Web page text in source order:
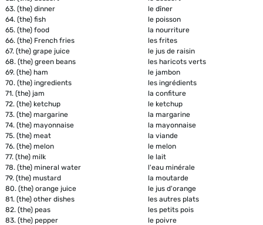
63. (the) dinner
le dîner
64. (the) fish
le poisson
65. (the) food
la nourriture
66. (the) French fries
les frites
67. (the) grape juice
le jus de raisin
68. (the) green beans
les haricots verts
69. (the) ham
le jambon
70. (the) ingredients
les ingrédients
71. (the) jam
la confiture
72. (the) ketchup
le ketchup
73. (the) margarine
la margarine
74. (the) mayonnaise
la mayonnaise
75. (the) meat
la viande
76. (the) melon
le melon
77. (the) milk
le lait
78. (the) mineral water
l'eau minérale
79. (the) mustard
la moutarde
80. (the) orange juice
le jus d'orange
81. (the) other dishes
les autres plats
82. (the) peas
les petits pois
83. (the) pepper
le poivre